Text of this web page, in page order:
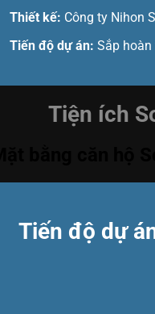
Thiết kế: Công ty Nihon
Tiến độ dự án: Sắp
Tiện ích
Tiến độ dự